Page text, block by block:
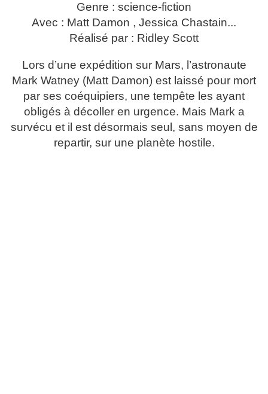
Genre : science-fiction
Avec : Matt Damon , Jessica Chastain...
Réalisé par : Ridley Scott
Lors d’une expédition sur Mars, l’astronaute
Mark Watney (Matt Damon) est laissé pour mort
par ses coéquipiers, une tempête les ayant
obligés à décoller en urgence. Mais Mark a
survécu et il est désormais seul, sans moyen de
repartir, sur une planète hostile.